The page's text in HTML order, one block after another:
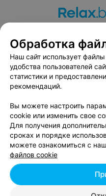
Вакансии
Публичный
Публичный договор
Связаться по
Написать
Обработка
© 2026 ООО «Артокс Лаб», УНП
Обработка
Наш сайт использует
удобства пользователей
статистики и
рекомендаций.
Вы можете настроить
cookie или изменить свое
Для получения
сроках и порядке
можете ознакомиться с
файлов cookie